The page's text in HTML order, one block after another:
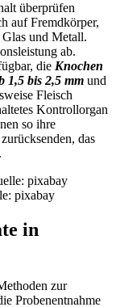
überprüfen
auf Fremdkörper,
und Metall.
ab.
die Knochen
1,5 bis 2,5 mm und
Fleisch
Kontrollorgan
so ihre
das
pixabay
in
zur
Probenentnahme